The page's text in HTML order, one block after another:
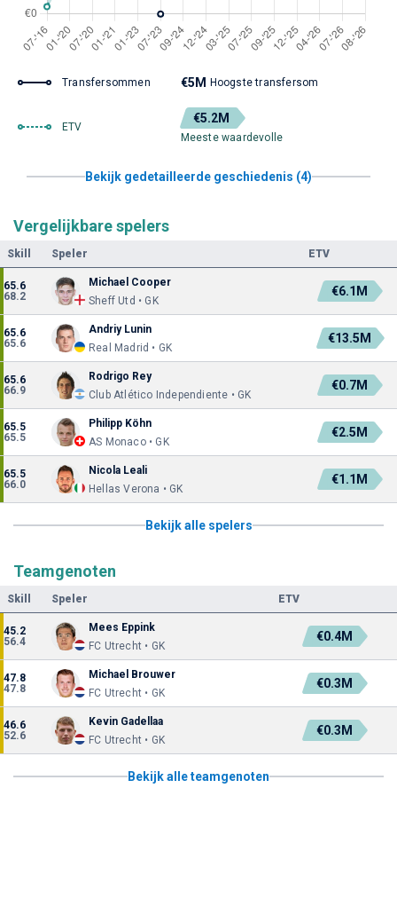
Transfersommen €5M Hoogste transfersom
ETV
€5.2M
Meeste waardevolle
Bekijk gedetailleerde geschiedenis (4)
Vergelijkbare spelers
Skill Speler ETV
65.6
68.2
Michael Cooper
Sheff Utd • GK
€6.1M
65.6
65.6
Andriy Lunin
Real Madrid • GK
€13.5M
65.6
66.9
Rodrigo Rey
Club Atlético Independiente • GK
€0.7M
65.5
65.5
Philipp Köhn
AS Monaco • GK
€2.5M
65.5
66.0
Nicola Leali
Hellas Verona • GK
€1.1M
Bekijk alle spelers
Teamgenoten
Skill Speler ETV
45.2
56.4
Mees Eppink
FC Utrecht • GK
€0.4M
47.8
47.8
Michael Brouwer
FC Utrecht • GK
€0.3M
46.6
52.6
Kevin Gadellaa
FC Utrecht • GK
€0.3M
Bekijk alle teamgenoten